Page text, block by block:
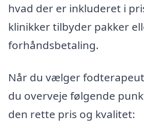
hvad der er inkluderet i
klinikker tilbyder pakker
forhåndsbetaling.
Når du vælger
du overveje følgende
den rette pris og kvalitet: